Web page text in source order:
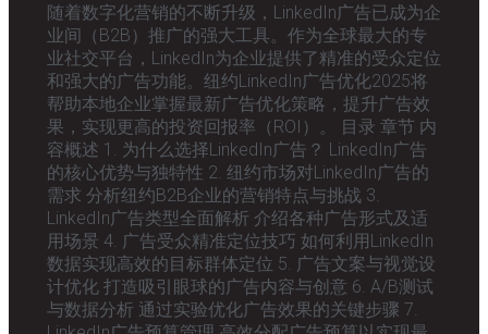
随着数字化营销的不断升级，LinkedIn广告已成为企
业间（B2B）推广的强大工具。作为全球最大的专
业社交平台，LinkedIn为企业提供了精准的受众定位
和强大的广告功能。纽约LinkedIn广告优化2025将
帮助本地企业掌握最新广告优化策略，提升广告效
果，实现更高的投资回报率（ROI）。 目录 章节 内
容概述 1. 为什么选择LinkedIn广告？ LinkedIn广告
的核心优势与独特性 2. 纽约市场对LinkedIn广告的
需求 分析纽约B2B企业的营销特点与挑战 3.
LinkedIn广告类型全面解析 介绍各种广告形式及适
用场景 4. 广告受众精准定位技巧 如何利用LinkedIn
数据实现高效的目标群体定位 5. 广告文案与视觉设
计优化 打造吸引眼球的广告内容与创意 6. A/B测试
与数据分析 通过实验优化广告效果的关键步骤 7.